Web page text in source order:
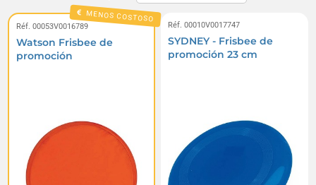
MENOS COSTOSO
Réf. 00053V0016789
Watson Frisbee de
promoción
Réf. 00010V0017747
SYDNEY - Frisbee de
promoción 23 cm